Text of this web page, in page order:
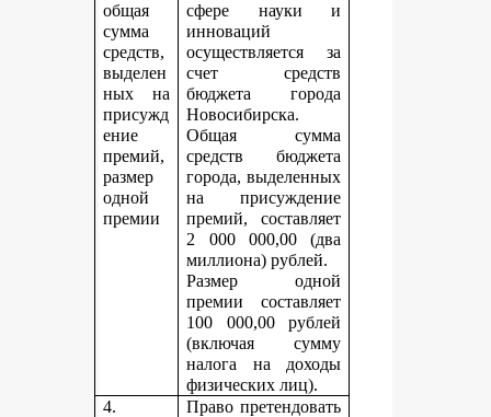
общая
сумма
средств,
выделен
ных на
присужд
ение
премий,
размер
одной
премии
сфере науки и
инноваций
осуществляется за
счет средств
бюджета города
Новосибирска.
Общая сумма
средств бюджета
города, выделенных
на присуждение
премий, составляет
2 000 000,00 (два
миллиона) рублей.
Размер одной
премии составляет
100 000,00 рублей
(включая сумму
налога на доходы
физических лиц).
4.
Право претендовать